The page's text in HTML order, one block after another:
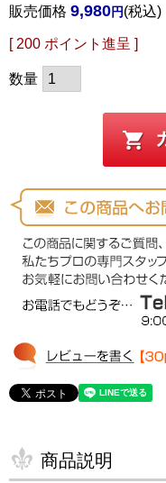
販売価格 9,980 税込
[ 200 ポイント進呈 ]
商品説明